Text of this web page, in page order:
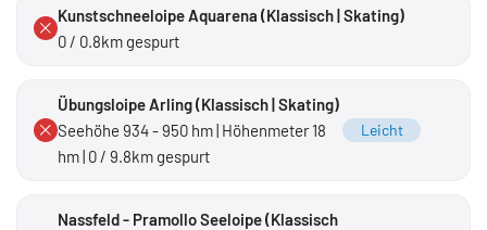
Kunstschneeloipe Aquarena (Klassisch | Skating)
0 / 0.8km gespurt
Übungsloipe Arling (Klassisch | Skating)
Seehöhe 934 - 950 hm | Höhenmeter 18
hm | 0 / 9.8km gespurt
Leicht
Nassfeld - Pramollo Seeloipe (Klassisch